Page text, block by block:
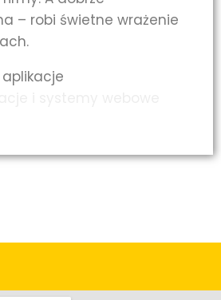
– robi świetne wrażenie